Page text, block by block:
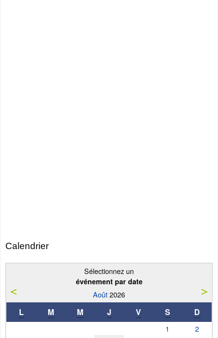
Calendrier
Sélectionnez un
événement par date
Août2026
L M M J V S D
1
2